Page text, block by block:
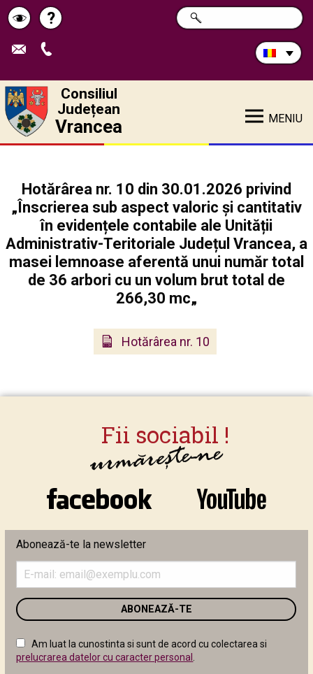
Schimbă
contrastul
Pagina
de
?
Caută
în
CAUTĂ
Consiliul
Județean
Vrancea MENIU
Hotărârea nr. 10 din 30.01.2026 privind
„Înscrierea sub aspect valoric și cantitativ
în evidențele contabile ale Unității
Administrativ-Teritoriale Județul Vrancea, a
masei lemnoase aferentă unui număr total
de 36 arbori cu un volum brut total de
266,30 mc„
Hotărârea nr. 10
Abonează-te la newsletter
adresa
email
în
următor
Am luat la cunostinta si sunt de acord cu colectarea si
prelucrarea datelor cu caracter personal .